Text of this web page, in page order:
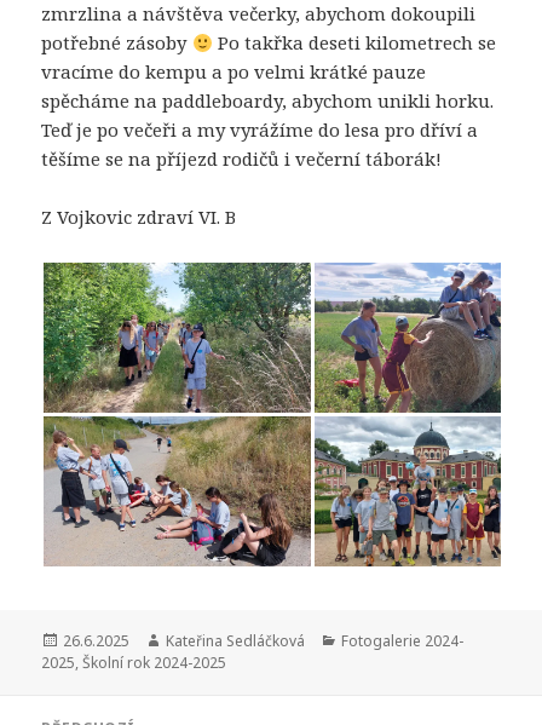
zmrzlina a návštěva večerky, abychom dokoupili
potřebné zásoby
Po takřka deseti kilometrech se
vracíme do kempu a po velmi krátké pauze
spěcháme na paddleboardy, abychom unikli horku.
Teď je po večeři a my vyrážíme do lesa pro dříví a
těšíme se na příjezd rodičů i večerní táborák!
Z Vojkovic zdraví VI. B
Publikováno:
26.6.2025 Autor:
Kateřina Sedláčková Rubriky:
Fotogalerie 2024-
2025,Školní rok 2024-2025